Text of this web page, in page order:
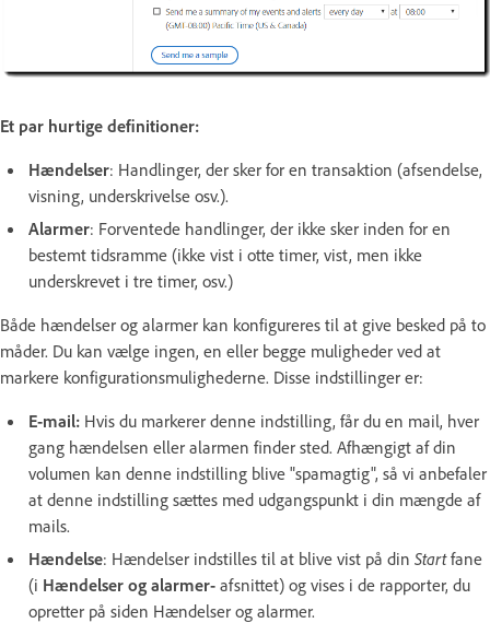
Et par hurtige definitioner:
Hændelser: Handlinger, der sker for en transaktion (afsendelse,
visning, underskrivelse osv.).
Alarmer: Forventede handlinger, der ikke sker inden for en
bestemt tidsramme (ikke vist i otte timer, vist, men ikke
underskrevet i tre timer, osv.)
Både hændelser og alarmer kan konfigureres til at give besked på to
måder. Du kan vælge ingen, en eller begge muligheder ved at
markere konfigurationsmulighederne. Disse indstillinger er:
E-mail: Hvis du markerer denne indstilling, får du en mail, hver
gang hændelsen eller alarmen finder sted. Afhængigt af din
volumen kan denne indstilling blive "spamagtig", så vi anbefaler
at denne indstilling sættes med udgangspunkt i din mængde af
mails.
Hændelse: Hændelser indstilles til at blive vist på din Startfane
(i Hændelser og alarmer- afsnittet) og vises i de rapporter, du
opretter på siden Hændelser og alarmer.